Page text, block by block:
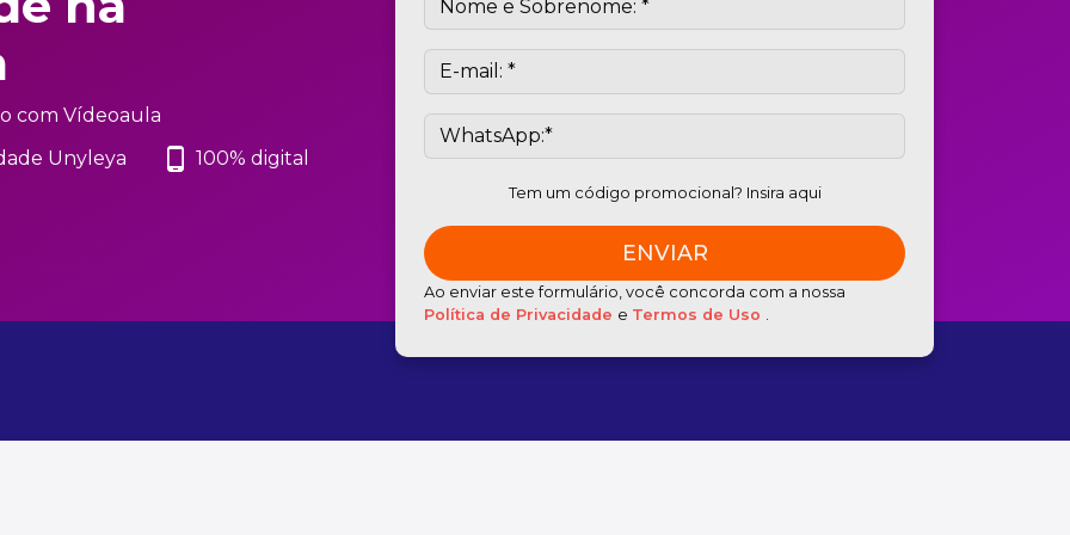
com Vídeoaula
Unyleya phone_android 100% digital
Tem um código promocional? Insira aqui
Ao enviar este formulário, você concorda com a nossa
Política de Privacidade e Termos de Uso